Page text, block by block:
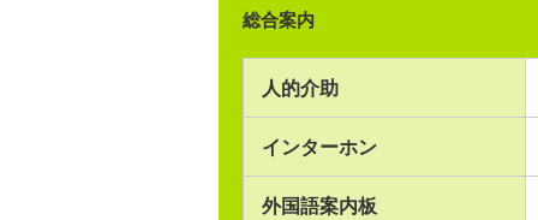
総合案内
人的介助
インターホン
外国語案内板